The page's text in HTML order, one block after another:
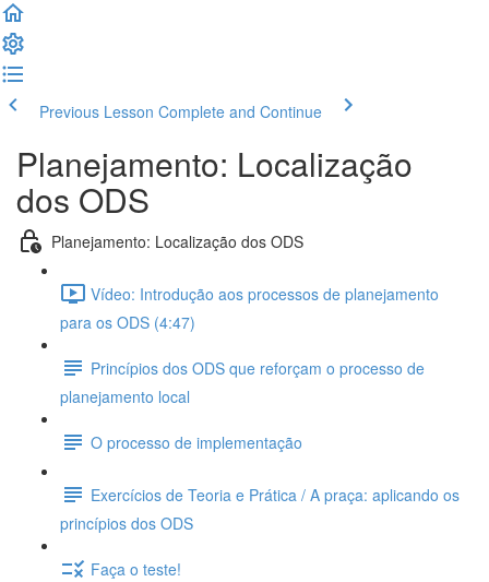
Previous Lesson Complete and Continue
Planejamento: Localização
dos ODS
Planejamento: Localização dos ODS
Vídeo: Introdução aos processos de planejamento
para os ODS (4:47)
Princípios dos ODS que reforçam o processo de
planejamento local
O processo de implementação
Exercícios de Teoria e Prática / A praça: aplicando os
princípios dos ODS
Faça o teste!